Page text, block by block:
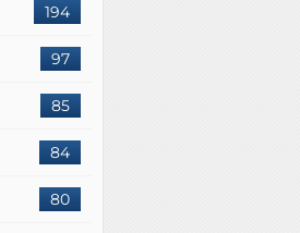
194
97
85
84
80